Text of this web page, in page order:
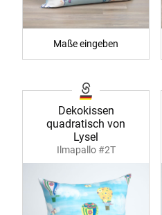
Maße eingeben
Dekokissen
quadratisch von
Lysel
Ilmapallo #2T